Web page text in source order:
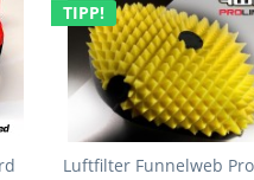
TIPP!
Luftfilter Funnelweb